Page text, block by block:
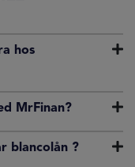
hos
MrFinan?
blancolån ?